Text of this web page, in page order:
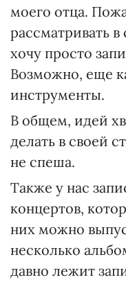
моего отца.
рассматривать
хочу просто
Возможно, еще
инструменты.
В общем, идей
делать в своей
не спеша.
Также у нас
концертов,
них можно
несколько
давно лежит